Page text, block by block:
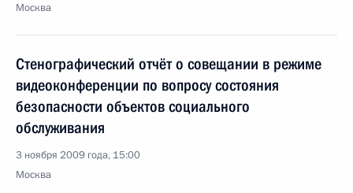
Москва
Стенографический отчёт о совещании в режиме
видеоконференции по вопросу состояния
безопасности объектов социального
обслуживания
3 ноября 2009 года, 15:00
Москва